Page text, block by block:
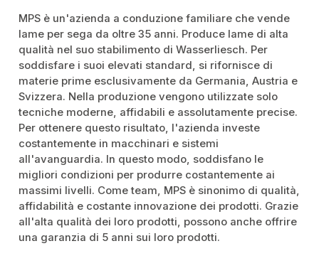
MPS è un'azienda a conduzione familiare che vende
lame per sega da oltre 35 anni. Produce lame di alta
qualità nel suo stabilimento di Wasserliesch. Per
soddisfare i suoi elevati standard, si rifornisce di
materie prime esclusivamente da Germania, Austria e
Svizzera. Nella produzione vengono utilizzate solo
tecniche moderne, affidabili e assolutamente precise.
Per ottenere questo risultato, l'azienda investe
costantemente in macchinari e sistemi
all'avanguardia. In questo modo, soddisfano le
migliori condizioni per produrre costantemente ai
massimi livelli. Come team, MPS è sinonimo di qualità,
affidabilità e costante innovazione dei prodotti. Grazie
all'alta qualità dei loro prodotti, possono anche offrire
una garanzia di 5 anni sui loro prodotti.